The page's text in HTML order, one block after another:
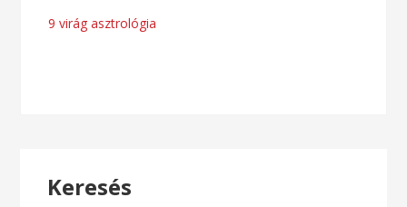
Bejegyzés
9 virág asztrológia
Keresés